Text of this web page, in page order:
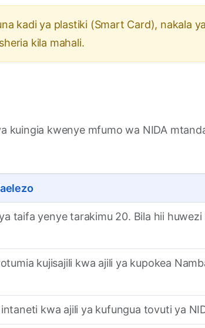
kadi ya plastiki (Smart Card), nakala
kila mahali.
kuingia kwenye mfumo wa NIDA
taifa yenye tarakimu 20. Bila hii huwezi
kujisajili kwa ajili ya kupokea
kwa ajili ya kufungua tovuti ya